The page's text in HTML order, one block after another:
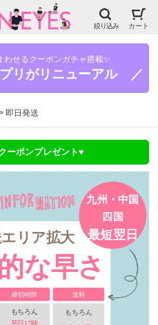
絞り込み カート
わせるクーポンガチャ搭載✨
リがリニューアル ／
即日発送
ーポンプレゼント♥
九州・中国
四国
最短翌日
リア拡大
な早さ
締切時間
もちろん
平日17時
送料
もちろん